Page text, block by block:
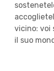
vicino: voi
il suo